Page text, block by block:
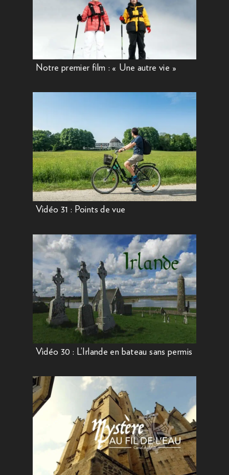
Notre premier film : « Une autre vie »
Vidéo 31 : Points de vue
Vidéo 30 : L’Irlande en bateau sans permis